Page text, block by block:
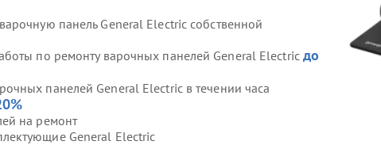
панель General Electric собственной
по ремонту варочных панелей General Electric до
панелей General Electric в течении часа
на ремонт
General Electric